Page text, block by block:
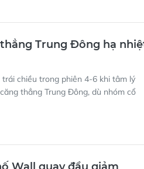
Trung Đông hạ
chiều trong phiên 4-6 khi tâm lý
thẳng Trung Đông, dù nhóm cổ